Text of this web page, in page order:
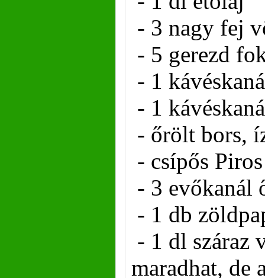
- 3 nagy fej
- 5 gerezd
- 1
- 1
- őrölt bors,
- csípős
- 3 evőkanál
- 1 db
- 1 dl száraz
maradhat, de